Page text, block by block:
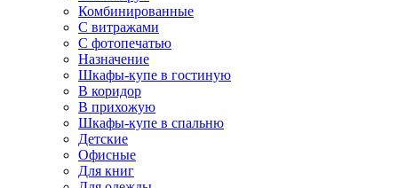
Комбинированные
С витражами
С фотопечатью
Назначение
Шкафы-купе в гостиную
В коридор
В прихожую
Шкафы-купе в спальню
Детские
Офисные
Для книг